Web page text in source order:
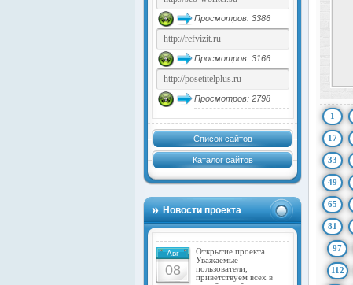
Просмотров: 3386
Просмотров: 3166
Просмотров: 2798
Список сайтов
Каталог сайтов
Новости проекта
Авг
08
Открытие проекта.
Уважаемые
пользователи,
приветствуем всех в
1
17
33
49
65
81
97
112